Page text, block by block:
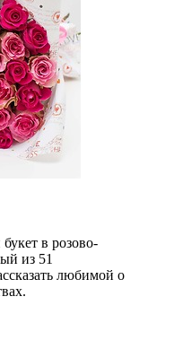
в розово-
из 51
любимой о